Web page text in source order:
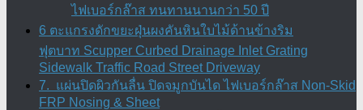
ไฟเบอร์กล๊าส ทนทานนานกว่า 50 ปี
6 ตะแกรงดักขยะฝุ่นผงคันหินใบไม้ด้านข้างริม
ฟุตบาท Scupper Curbed Drainage Inlet Grating
Sidewalk Traffic Road Street Driveway
7. แผ่นปิดผิวกันลื่น ปิดจมูกบันได ไฟเบอร์กล๊าส Non-Skid
FRP Nosing & Sheet